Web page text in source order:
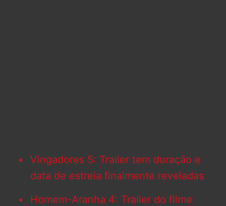
Vingadores 5: Trailer tem duração e
data de estreia finalmente reveladas
Homem-Aranha 4: Trailer do filme